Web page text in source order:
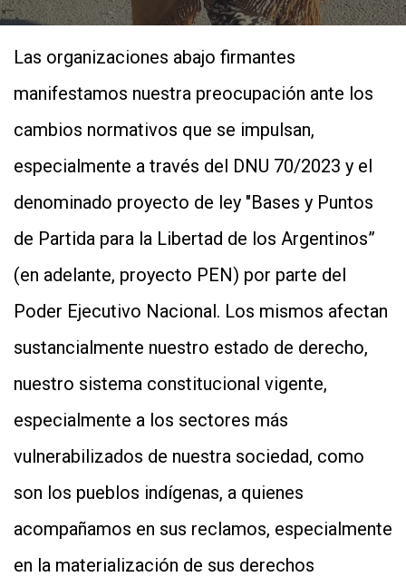
Las organizaciones abajo firmantes
manifestamos nuestra preocupación ante los
cambios normativos que se impulsan,
especialmente a través del DNU 70/2023 y el
denominado proyecto de ley "Bases y Puntos
de Partida para la Libertad de los Argentinos”
(en adelante, proyecto PEN) por parte del
Poder Ejecutivo Nacional. Los mismos afectan
sustancialmente nuestro estado de derecho,
nuestro sistema constitucional vigente,
especialmente a los sectores más
vulnerabilizados de nuestra sociedad, como
son los pueblos indígenas, a quienes
acompañamos en sus reclamos, especialmente
en la materialización de sus derechos